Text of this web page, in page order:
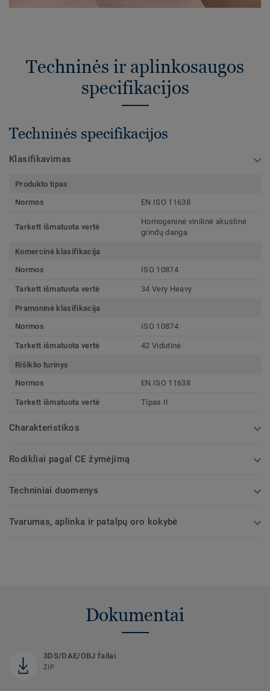
Techninės ir aplinkosaugos
specifikacijos
Techninės specifikacijos
Klasifikavimas
Produkto tipas
Normos
EN ISO 11638
Tarkett išmatuota vertė
Homogeninė vinilinė akustinė
grindų danga
Komercinė klasifikacija
Normos
ISO 10874
Tarkett išmatuota vertė 34 Very Heavy
Pramoninė klasifikacija
Normos
ISO 10874
Tarkett išmatuota vertė 42 Vidutinė
Rišiklio turinys
Normos
EN ISO 11638
Tarkett išmatuota vertė Tipas II
Charakteristikos
Rodikliai pagal CE žymėjimą
Techniniai duomenys
Tvarumas, aplinka ir patalpų oro kokybė
Dokumentai
3DS/DAE/OBJ failai
ZIP